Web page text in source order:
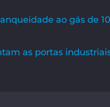
ao gás de
as portas